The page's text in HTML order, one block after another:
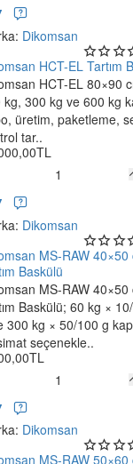
Dikomsan
HCT-EL Tartım
HCT-EL 80×90
kg, 300 kg ve 600 kg
üretim, paketleme,
tar..
Dikomsan
MS-RAW 40×50
Baskülü
MS-RAW 40×50
Baskülü; 60 kg ×
300 kg × 50/100 g
seçenekle..
Dikomsan
MS-RAW 50×60